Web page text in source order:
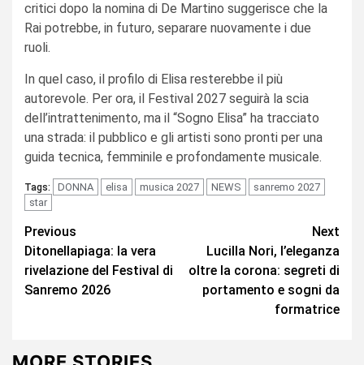
critici dopo la nomina di De Martino suggerisce che la
Rai potrebbe, in futuro, separare nuovamente i due
ruoli.
In quel caso, il profilo di Elisa resterebbe il più
autorevole. Per ora, il Festival 2027 seguirà la scia
dell’intrattenimento, ma il “Sogno Elisa” ha tracciato
una strada: il pubblico e gli artisti sono pronti per una
guida tecnica, femminile e profondamente musicale.
Tags: DONNA elisa musica 2027 NEWS
sanremo 2027
star
Continue
Reading
Previous
Ditonellapiaga: la vera
rivelazione del Festival di
Sanremo 2026
Next
Lucilla Nori, l’eleganza
oltre la corona: segreti di
portamento e sogni da
formatrice